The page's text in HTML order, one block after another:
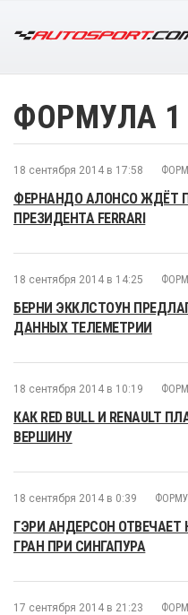
ФОРМУЛА 1
18 сентября 2014 в 17:58
ФЕРНАНДО АЛОНСО ЖДЁТ
ПРЕЗИДЕНТА FERRARI
18 сентября 2014 в 14:25
БЕРНИ ЭККЛСТОУН
ДАННЫХ ТЕЛЕМЕТРИИ
18 сентября 2014 в 10:19
КАК RED BULL И RENAULT
ВЕРШИНУ
18 сентября 2014 в 0:39
ГЭРИ АНДЕРСОН ОТВЕЧАЕТ
ГРАН ПРИ СИНГАПУРА
17 сентября 2014 в 21:23